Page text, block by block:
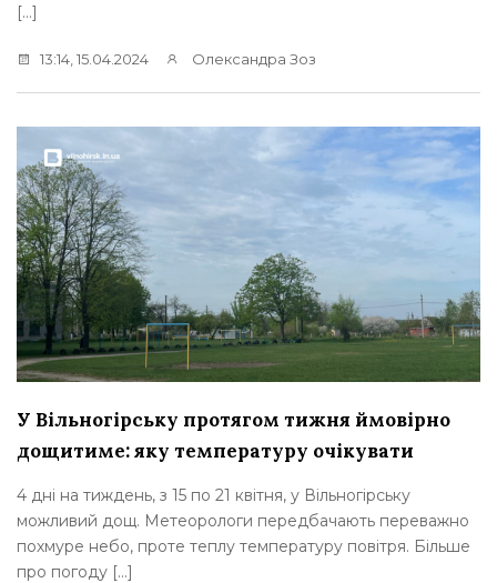
[…]
13:14, 15.04.2024 Олександра Зоз
У Вільногірську протягом тижня ймовірно
дощитиме: яку температуру очікувати
4 дні на тиждень, з 15 по 21 квітня, у Вільногірську
можливий дощ. Метеорологи передбачають переважно
похмуре небо, проте теплу температуру повітря. Більше
про погоду […]